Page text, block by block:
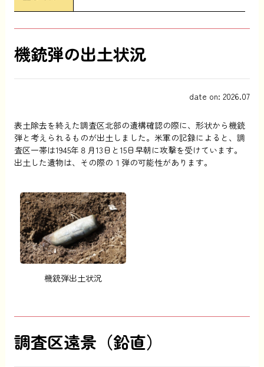
機銃弾の出土状況
date on: 2026.07
表土除去を終えた調査区北部の遺構確認の際に、形状から機銃
弾と考えられるものが出土しました。米軍の記録によると、調
査区一帯は1945年８月13日と15日早朝に攻撃を受けています。
出土した遺物は、その際の１弾の可能性があります。
機銃弾出土状況
調査区遠景（鉛直）